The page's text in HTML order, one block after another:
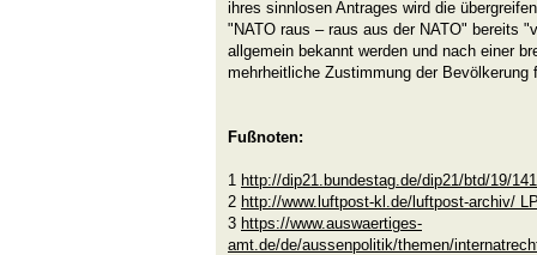
ihres sinnlosen Antrages wird die
"NATO raus – raus aus der NATO" bereits
allgemein bekannt werden und nach einer
mehrheitliche Zustimmung der Bevölkerung
Fußnoten:
1 http://dip21.bundestag.de/dip21/btd/19/
2 http://www.luftpost-kl.de/luftpost-archiv/
3 https://www.auswaertiges-
amt.de/de/aussenpolitik/themen/